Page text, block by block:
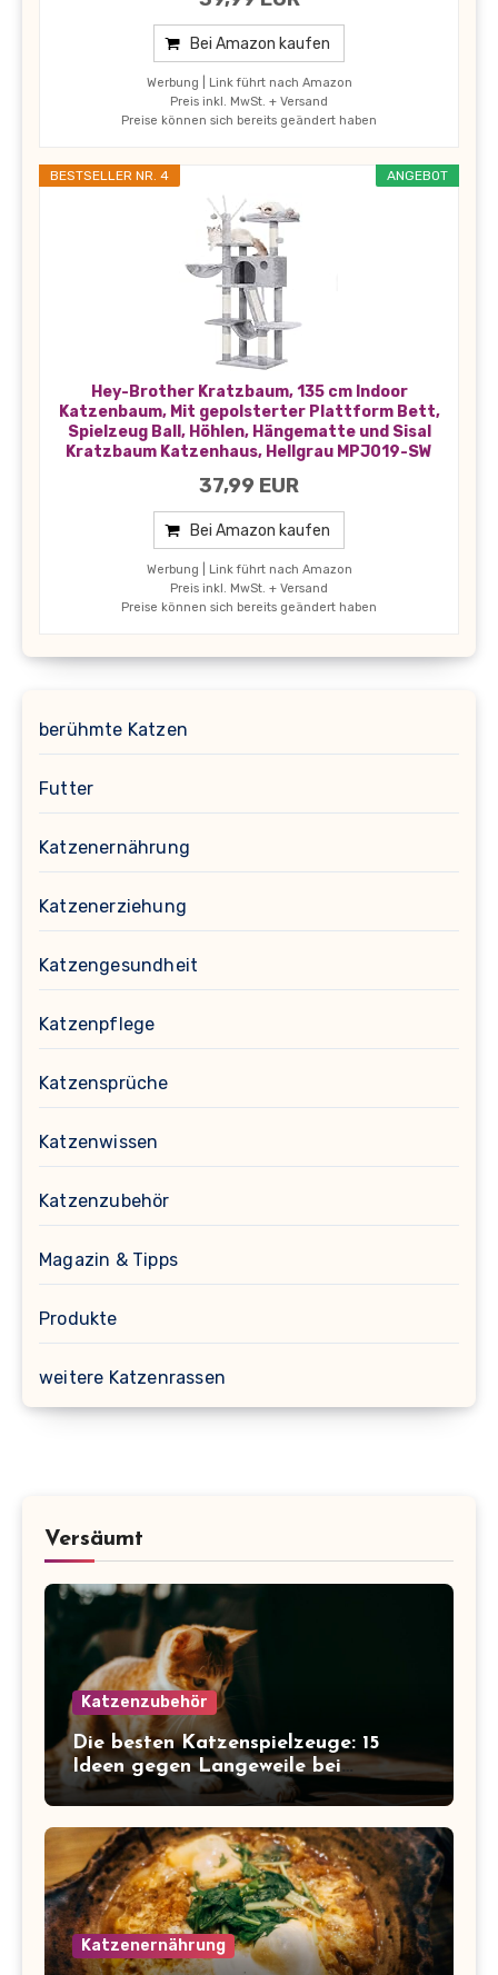
Bei Amazon kaufen
Werbung | Link führt nach Amazon
Preis inkl. MwSt. + Versand
Preise können sich bereits geändert haben
ANGEBOT
BESTSELLER NR. 4
Hey-Brother Kratzbaum, 135 cm Indoor
Katzenbaum, Mit gepolsterter Plattform Bett,
Spielzeug Ball, Höhlen, Hängematte und Sisal
Kratzbaum Katzenhaus, Hellgrau MPJ019-SW
37,99 EUR
Bei Amazon kaufen
Werbung | Link führt nach Amazon
Preis inkl. MwSt. + Versand
Preise können sich bereits geändert haben
berühmte Katzen
Futter
Katzenernährung
Katzenerziehung
Katzengesundheit
Katzenpflege
Katzensprüche
Katzenwissen
Katzenzubehör
Magazin & Tipps
Produkte
weitere Katzenrassen
Versäumt
Katzenzubehör
Die besten Katzenspielzeuge: 15
Ideen gegen Langeweile bei
Wohnungskatzen
Katzenernährung